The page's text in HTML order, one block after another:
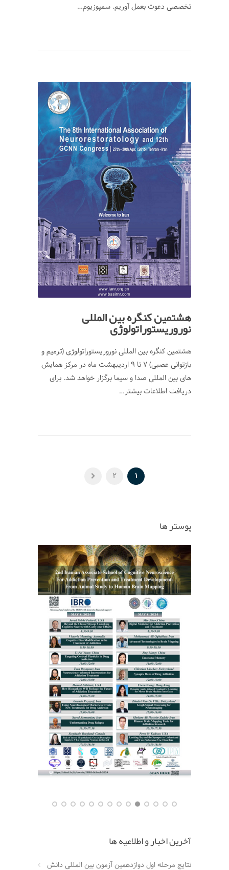
تخصصی دعوت بعمل آوریم. سمپوزیوم…
هشتمین کنگره بین المللی
نوروریستوراتولوژی
هشتمین کنگره بین المللی نوروریستوراتولوژی (ترمیم و
بازتوانی عصبی) 7 تا 9 اردیبهشت ماه در مرکز همایش
های بین المللی صدا و سیما برگزار خواهد شد. برای
دریافت اطلاعات بیشتر…
1
2
پوستر ها
آخرین اخبار و اطلاعیه ها
نتایج مرحله اول دوازدهمین آزمون بین المللی دانش